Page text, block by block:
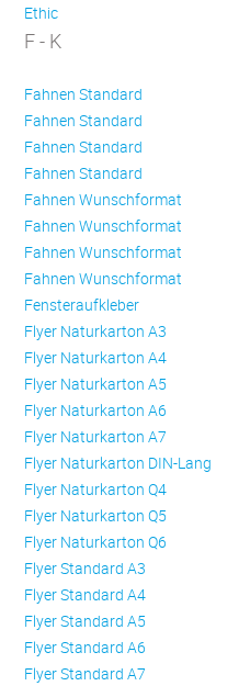
Ethic
F - K
Fahnen Standard
Fahnen Standard
Fahnen Standard
Fahnen Standard
Fahnen Wunschformat
Fahnen Wunschformat
Fahnen Wunschformat
Fahnen Wunschformat
Fensteraufkleber
Flyer Naturkarton A3
Flyer Naturkarton A4
Flyer Naturkarton A5
Flyer Naturkarton A6
Flyer Naturkarton A7
Flyer Naturkarton DIN-Lang
Flyer Naturkarton Q4
Flyer Naturkarton Q5
Flyer Naturkarton Q6
Flyer Standard A3
Flyer Standard A4
Flyer Standard A5
Flyer Standard A6
Flyer Standard A7